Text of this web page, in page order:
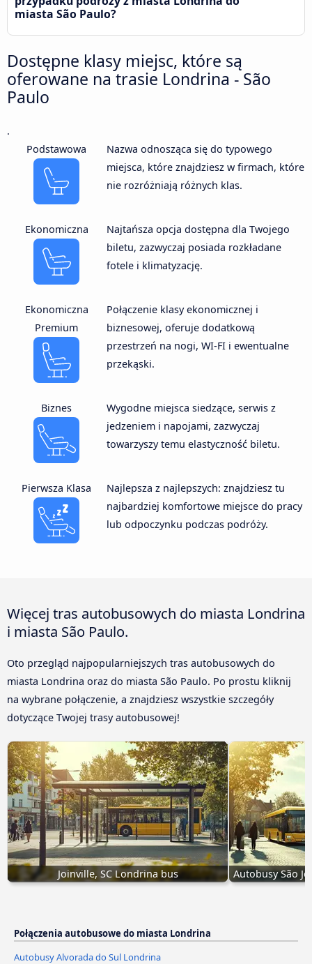
miasta São Paulo?
Dostępne klasy miejsc, które są
oferowane na trasie Londrina - São
Paulo
.
Podstawowa
Nazwa odnosząca się do typowego
miejsca, które znajdziesz w firmach, które
nie rozróżniają różnych klas.
Ekonomiczna
Najtańsza opcja dostępna dla Twojego
biletu, zazwyczaj posiada rozkładane
fotele i klimatyzację.
Ekonomiczna
Premium
Połączenie klasy ekonomicznej i
biznesowej, oferuje dodatkową
przestrzeń na nogi, WI-FI i ewentualne
przekąski.
Biznes
Wygodne miejsca siedzące, serwis z
jedzeniem i napojami, zazwyczaj
towarzyszy temu elastyczność biletu.
Pierwsza Klasa
Najlepsza z najlepszych: znajdziesz tu
najbardziej komfortowe miejsce do pracy
lub odpoczynku podczas podróży.
Więcej tras autobusowych do miasta Londrina
i miasta São Paulo.
Oto przegląd najpopularniejszych tras autobusowych do
miasta Londrina oraz do miasta São Paulo. Po prostu kliknij
na wybrane połączenie, a znajdziesz wszystkie szczegóły
dotyczące Twojej trasy autobusowej!
Joinville, SC Londrina bus Autobusy São
Połączenia autobusowe do miasta Londrina
Autobusy Alvorada do Sul Londrina